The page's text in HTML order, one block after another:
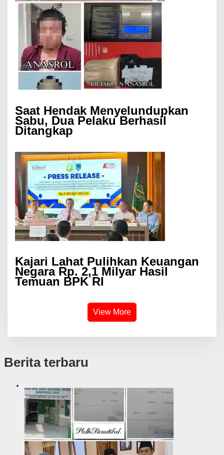
Saat Hendak Menyelundupkan
Sabu, Dua Pelaku Berhasil
Ditangkap
Kajari Lahat Pulihkan Keuangan
Negara Rp. 2,1 Milyar Hasil
Temuan BPK RI
View More
Berita terbaru